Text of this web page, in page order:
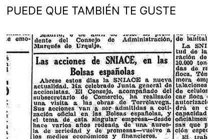
PUEDE QUE TAMBIÉN TE GUSTE